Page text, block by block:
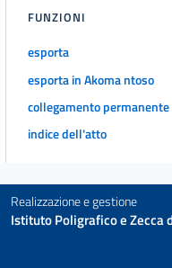
FUNZIONI
esporta
esporta in Akoma ntoso
collegamento permanente
indice dell'atto
Realizzazione e gestione
Istituto Poligrafico e Zecca